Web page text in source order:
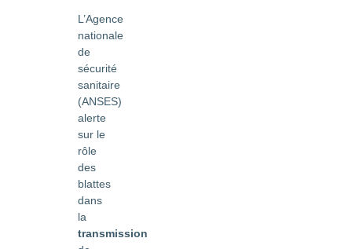
L’Agence
nationale
de
sécurité
sanitaire
(ANSES)
alerte
sur le
rôle
des
blattes
dans
la
transmission